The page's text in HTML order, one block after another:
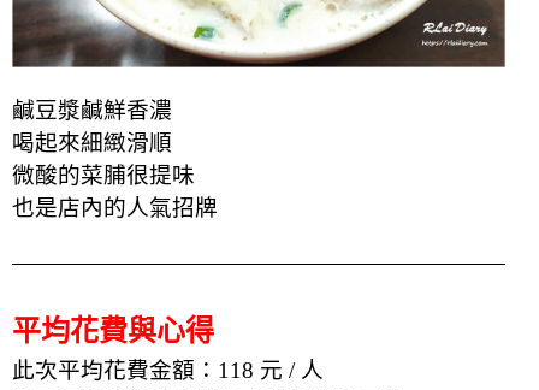
鹹豆漿鹹鮮香濃
喝起來細緻滑順
微酸的菜脯很提味
也是店內的人氣招牌
平均花費與心得
此次平均花費金額：118 元 / 人